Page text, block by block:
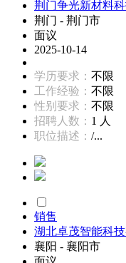
荆门争光新材料
荆门 - 荆门市
面议
2025-10-14
学历要求： 不限
工作经验： 不限
性别要求： 不限
招聘人数： 1 人
职位描述： /...
销售
湖北卓茂智能科
襄阳 - 襄阳市